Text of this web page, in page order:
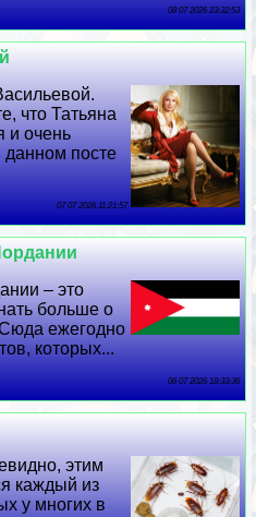
08 07 2026 23:32:53
что Татьяна
и очень
данном посте
07 07 2026 11:21:57
– это
больше о
ежегодно
которых...
06 07 2026 18:33:36
этим
каждый из
у многих в